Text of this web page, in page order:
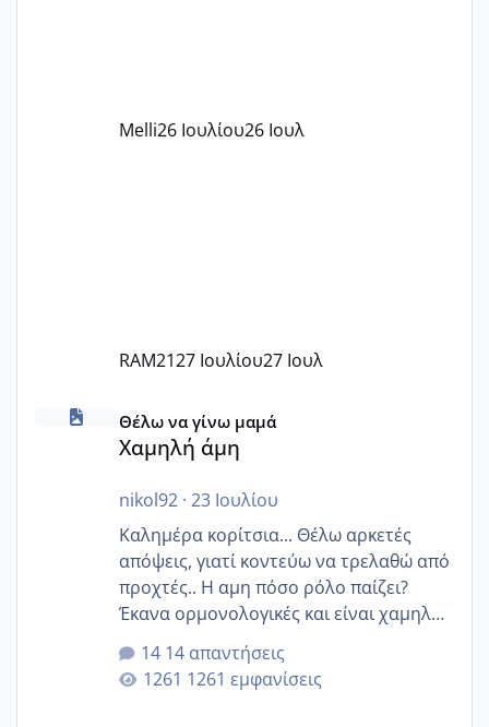
Εγώ πήγα σε έναν ιδιωτικό παιδικό στ
Melli26 Ιουλίου26 Ιουλ
RAM2127 Ιουλίου27 Ιουλ
Χαμηλή άμη
Θέλω να γίνω μαμά
Χαμηλή άμη
nikol92· 23 Ιουλίου
Καλημέρα κορίτσια... Θέλω αρκετές
απόψεις, γιατί κοντεύω να τρελαθώ από
προχτές.. Η αμη πόσο ρόλο παίζει?
Έκανα ορμονολογικές και είναι χαμηλή
για την ηλικία μου.. Είχα ήδη μια
εγκυμοσύνη, που έπρεπε να τερματιστεί
στην 27η εβδομάδα και προσπαθώ 7
14 απαντήσεις
1261 εμφανίσεις